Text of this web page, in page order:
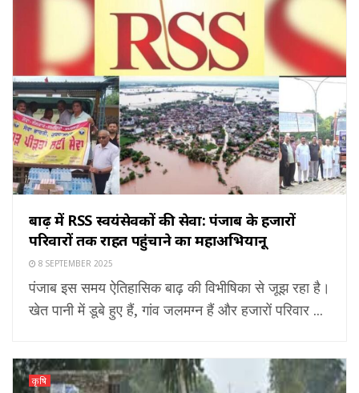
बाढ़ में RSS स्वयंसेवकों की सेवा: पंजाब के हजारों
परिवारों तक राहत पहुंचाने का महाअभियानू
8 SEPTEMBER 2025
पंजाब इस समय ऐतिहासिक बाढ़ की विभीषिका से जूझ रहा है।
खेत पानी में डूबे हुए हैं, गांव जलमग्न हैं और हजारों परिवार ...
कृषि